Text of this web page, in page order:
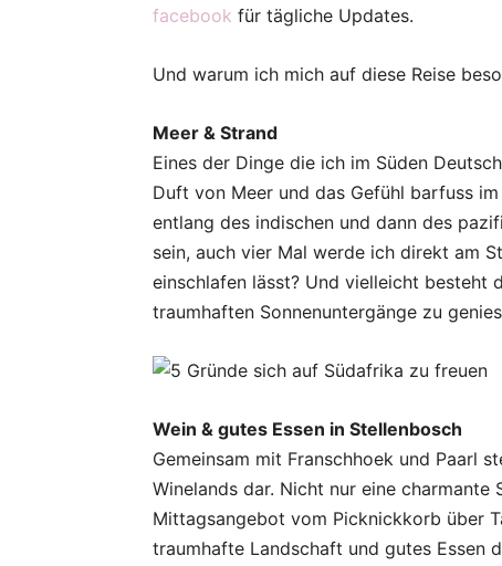
facebook für tägliche Updates.
Und warum ich mich auf diese Reise
Meer & Strand
Eines der Dinge die ich im Süden
Duft von Meer und das Gefühl barfuss
entlang des indischen und dann des
sein, auch vier Mal werde ich direkt am
einschlafen lässt? Und vielleicht besteht
traumhaften Sonnenuntergänge zu
Wein & gutes Essen in Stellenbosch
Gemeinsam mit Franschhoek und Paarl
Winelands dar. Nicht nur eine
Mittagsangebot vom Picknickkorb über
traumhafte Landschaft und gutes Essen